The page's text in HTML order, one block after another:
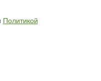
Политикой